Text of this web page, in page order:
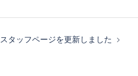
スタッフページを更新しました